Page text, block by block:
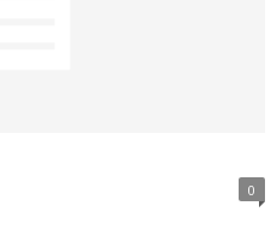
0